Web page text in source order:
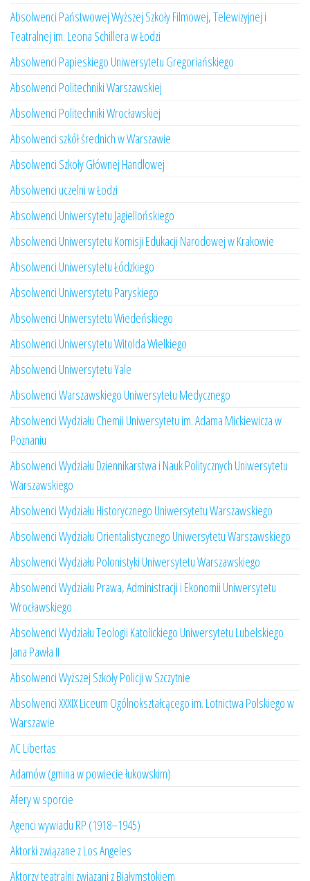
Absolwenci Państwowej Wyższej Szkoły Filmowej, Telewizyjnej i
Teatralnej im. Leona Schillera w Łodzi
Absolwenci Papieskiego Uniwersytetu Gregoriańskiego
Absolwenci Politechniki Warszawskiej
Absolwenci Politechniki Wrocławskiej
Absolwenci szkół średnich w Warszawie
Absolwenci Szkoły Głównej Handlowej
Absolwenci uczelni w Łodzi
Absolwenci Uniwersytetu Jagiellońskiego
Absolwenci Uniwersytetu Komisji Edukacji Narodowej w Krakowie
Absolwenci Uniwersytetu Łódzkiego
Absolwenci Uniwersytetu Paryskiego
Absolwenci Uniwersytetu Wiedeńskiego
Absolwenci Uniwersytetu Witolda Wielkiego
Absolwenci Uniwersytetu Yale
Absolwenci Warszawskiego Uniwersytetu Medycznego
Absolwenci Wydziału Chemii Uniwersytetu im. Adama Mickiewicza w
Poznaniu
Absolwenci Wydziału Dziennikarstwa i Nauk Politycznych Uniwersytetu
Warszawskiego
Absolwenci Wydziału Historycznego Uniwersytetu Warszawskiego
Absolwenci Wydziału Orientalistycznego Uniwersytetu Warszawskiego
Absolwenci Wydziału Polonistyki Uniwersytetu Warszawskiego
Absolwenci Wydziału Prawa, Administracji i Ekonomii Uniwersytetu
Wrocławskiego
Absolwenci Wydziału Teologii Katolickiego Uniwersytetu Lubelskiego
Jana Pawła II
Absolwenci Wyższej Szkoły Policji w Szczytnie
Absolwenci XXXIX Liceum Ogólnokształcącego im. Lotnictwa Polskiego w
Warszawie
AC Libertas
Adamów (gmina w powiecie łukowskim)
Afery w sporcie
Agenci wywiadu RP (1918–1945)
Aktorki związane z Los Angeles
Aktorzy teatralni związani z Białymstokiem